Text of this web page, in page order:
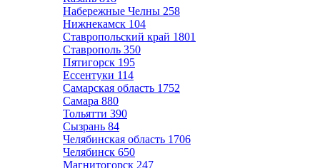
Набережные Челны 258
Нижнекамск 104
Ставропольский край 1801
Ставрополь 350
Пятигорск 195
Ессентуки 114
Самарская область 1752
Самара 880
Тольятти 390
Сызрань 84
Челябинская область 1706
Челябинск 650
Магнитогорск 247